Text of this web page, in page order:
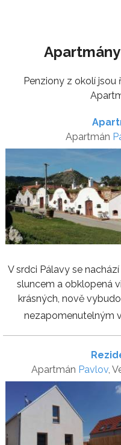
Penziony z okolí
Apartmán
V srdci Pálavy se
sluncem a obklopená
krásných, nově
nezapomenutelným
Apartmán Pavlov ,